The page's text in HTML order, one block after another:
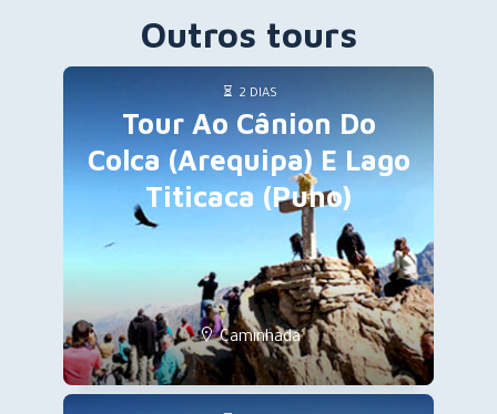
Outros tours
2 DIAS
Tour Ao Cânion Do
Colca (Arequipa) E Lago
Titicaca (Puno)
Caminhada